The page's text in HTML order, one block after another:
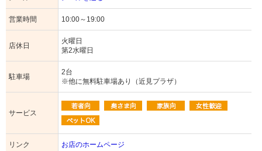
営業時間 10:00～19:00
店休日
火曜日
第2水曜日
駐車場
2台
※他に無料駐車場あり（近見プラザ）
サービス
リンク お店のホームページ